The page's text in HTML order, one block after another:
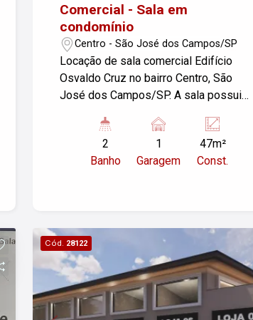
Comercial - Sala em
condomínio
Centro - São José dos Campos/SP
Locação de sala comercial Edifício
Osvaldo Cruz no bairro Centro, São
José dos Campos/SP. A sala possui
01 vaga de garagem e 02 banheiros.
Ideal para escritórios ou pequenos
negócios. Confira as condições e
2
Banho
1
Garagem
47m²
Const.
Cód. 28122